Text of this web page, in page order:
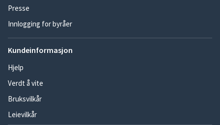
Presse
Innlogging for byråer
Kundeinformasjon
Hjelp
Verdt å vite
Bruksvilkår
Leievilkår